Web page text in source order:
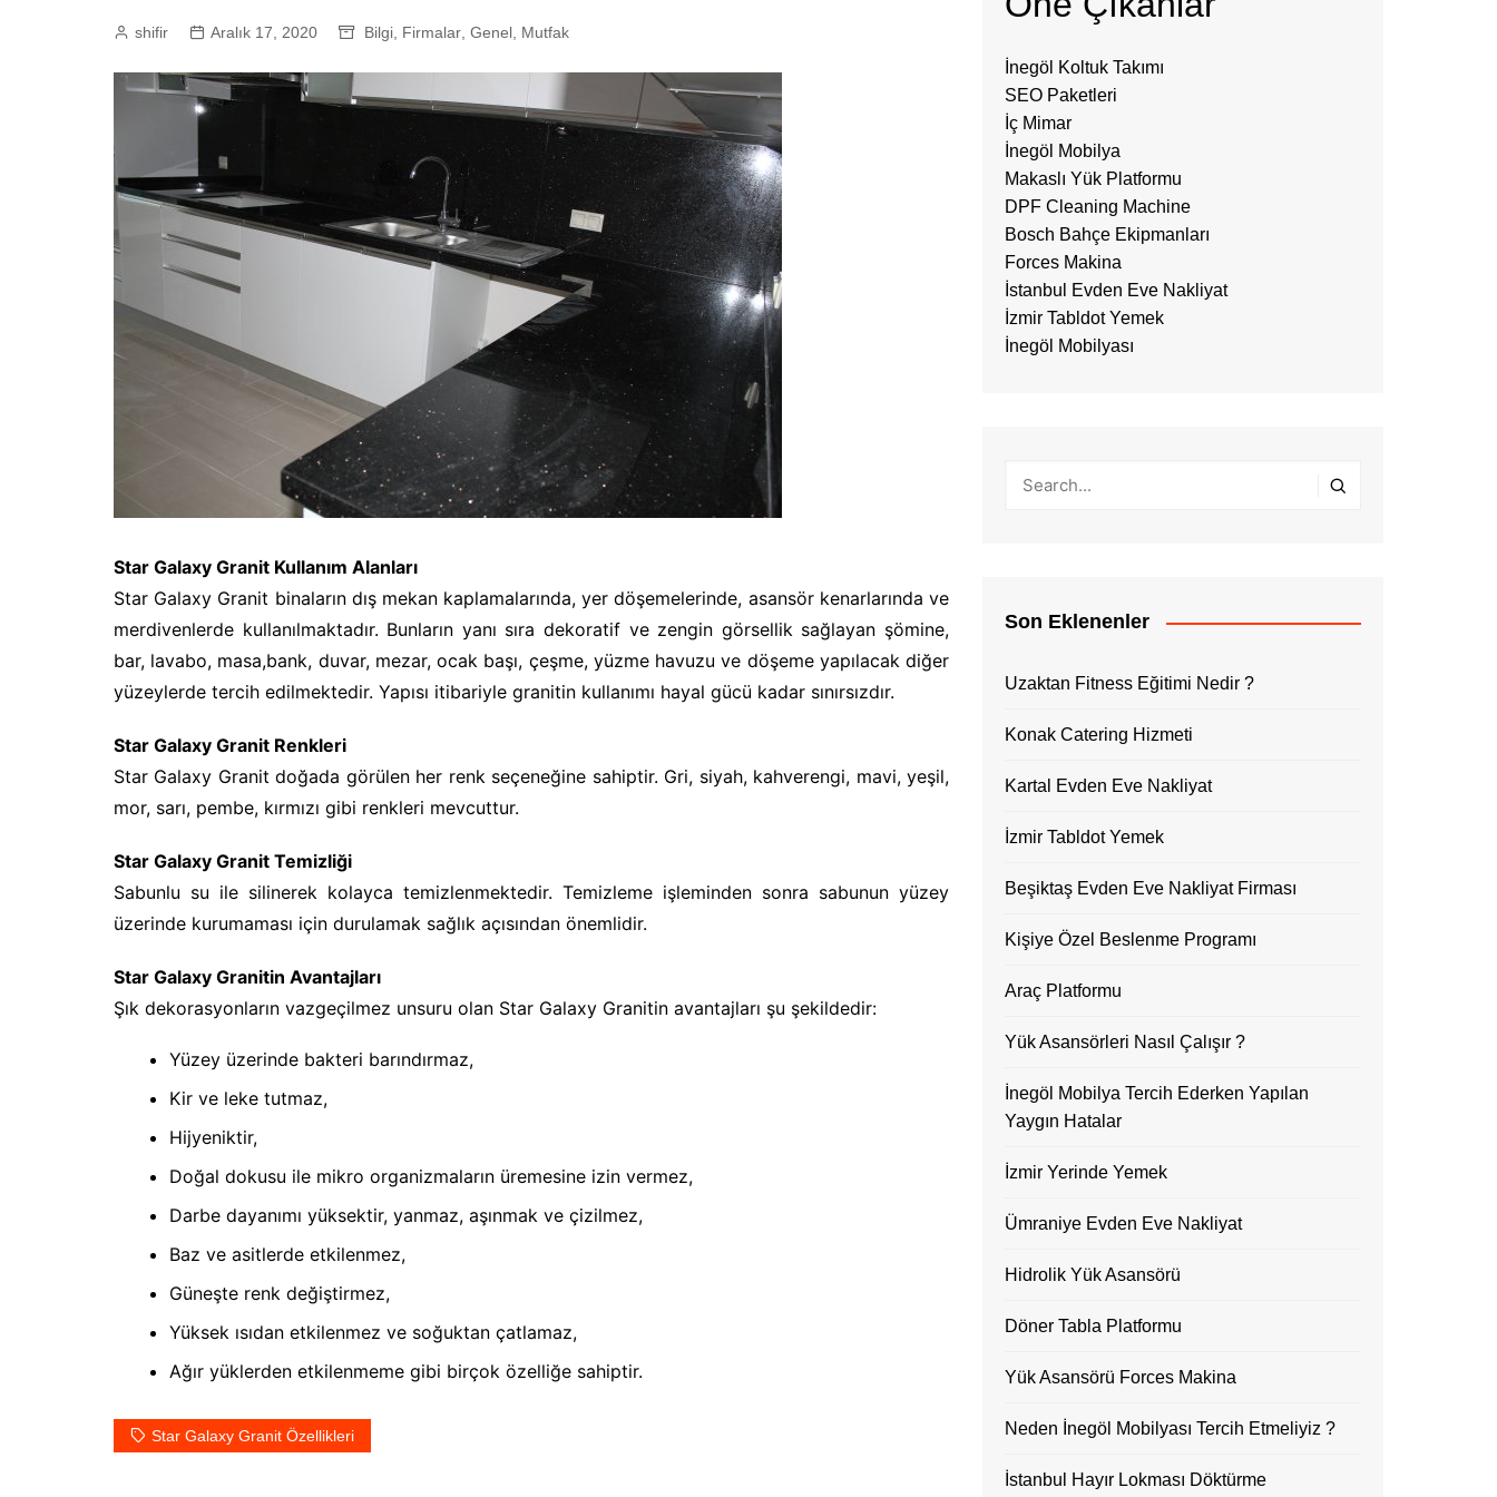
shifir Aralık 17, 2020 Bilgi Firmalar Genel Mutfak
Star Galaxy Granit Kullanım Alanları
Star Galaxy Granit binaların dış mekan kaplamalarında, yer döşemelerinde, asansör kenarlarında ve
merdivenlerde kullanılmaktadır. Bunların yanı sıra dekoratif ve zengin görsellik sağlayan şömine,
bar, lavabo, masa,bank, duvar, mezar, ocak başı, çeşme, yüzme havuzu ve döşeme yapılacak diğer
yüzeylerde tercih edilmektedir. Yapısı itibariyle granitin kullanımı hayal gücü kadar sınırsızdır.
Star Galaxy Granit Renkleri
Star Galaxy Granit doğada görülen her renk seçeneğine sahiptir. Gri, siyah, kahverengi, mavi, yeşil,
mor, sarı, pembe, kırmızı gibi renkleri mevcuttur.
Star Galaxy Granit Temizliği
Sabunlu su ile silinerek kolayca temizlenmektedir. Temizleme işleminden sonra sabunun yüzey
üzerinde kurumaması için durulamak sağlık açısından önemlidir.
Star Galaxy Granitin Avantajları
Şık dekorasyonların vazgeçilmez unsuru olan Star Galaxy Granitin avantajları şu şekildedir:
Yüzey üzerinde bakteri barındırmaz,
Kir ve leke tutmaz,
Hijyeniktir,
Doğal dokusu ile mikro organizmaların üremesine izin vermez,
Darbe dayanımı yüksektir, yanmaz, aşınmak ve çizilmez,
Baz ve asitlerde etkilenmez,
Güneşte renk değiştirmez,
Yüksek ısıdan etkilenmez ve soğuktan çatlamaz,
Ağır yüklerden etkilenmeme gibi birçok özelliğe sahiptir.
Star Galaxy Granit Özellikleri
İnegöl Koltuk Takımı
SEO Paketleri
İç Mimar
İnegöl Mobilya
Makaslı Yük Platformu
DPF Cleaning Machine
Bosch Bahçe Ekipmanları
Forces Makina
İstanbul Evden Eve Nakliyat
İzmir Tabldot Yemek
İnegöl Mobilyası
Son Eklenenler
Uzaktan Fitness Eğitimi Nedir ?
Konak Catering Hizmeti
Kartal Evden Eve Nakliyat
İzmir Tabldot Yemek
Beşiktaş Evden Eve Nakliyat Firması
Kişiye Özel Beslenme Programı
Araç Platformu
Yük Asansörleri Nasıl Çalışır ?
İnegöl Mobilya Tercih Ederken Yapılan
Yaygın Hatalar
İzmir Yerinde Yemek
Ümraniye Evden Eve Nakliyat
Hidrolik Yük Asansörü
Döner Tabla Platformu
Yük Asansörü Forces Makina
Neden İnegöl Mobilyası Tercih Etmeliyiz ?
İstanbul Hayır Lokması Döktürme